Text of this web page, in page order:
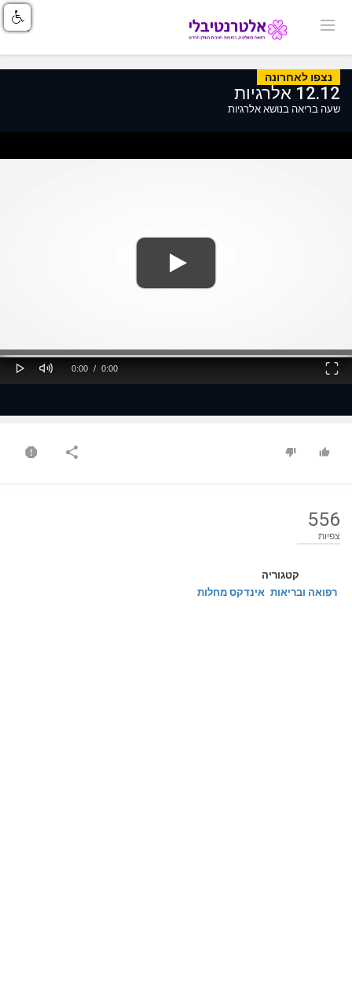
נצפו לאחרונה
12.12 אלרגיות
שעה בריאה בנושא אלרגיות
Play Mute
Current
0:00 /
Duration
0:00
Fullscreen
556
צפיות
קטגוריה
רפואה ובריאות אינדקס מחלות